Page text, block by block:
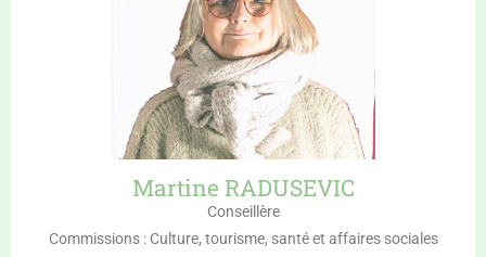
Martine RADUSEVIC
Conseillère
Commissions : Culture, tourisme, santé et affaires sociales